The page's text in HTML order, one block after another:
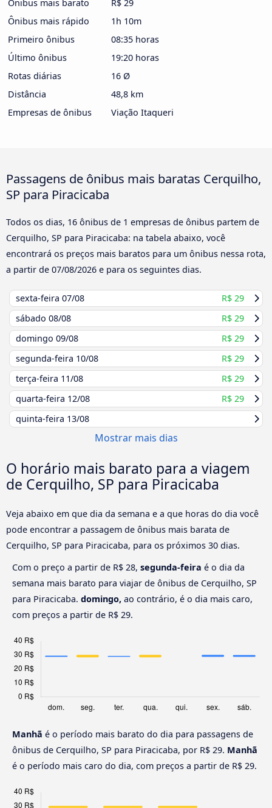
Ônibus mais barato
R$ 29
Ônibus mais rápido
1h 10m
Primeiro ônibus
08:35 horas
Último ônibus
19:20 horas
Rotas diárias
16 Ø
Distância
48,8 km
Empresas de ônibus
Viação Itaqueri
Passagens de ônibus mais baratas Cerquilho,
SP para Piracicaba
Todos os dias, 16 ônibus de 1 empresas de ônibus partem de
Cerquilho, SP para Piracicaba: na tabela abaixo, você
encontrará os preços mais baratos para um ônibus nessa rota,
a partir de 07/08/2026 e para os seguintes dias.
sexta-feira 07/08
R$ 29
sábado 08/08
R$ 29
domingo 09/08
R$ 29
segunda-feira 10/08
R$ 29
terça-feira 11/08
R$ 29
quarta-feira 12/08
R$ 29
quinta-feira 13/08
Mostrar mais dias
O horário mais barato para a viagem
de Cerquilho, SP para Piracicaba
Veja abaixo em que dia da semana e a que horas do dia você
pode encontrar a passagem de ônibus mais barata de
Cerquilho, SP para Piracicaba, para os próximos 30 dias.
Com o preço a partir de R$ 28, segunda-feira é o dia da
semana mais barato para viajar de ônibus de Cerquilho, SP
para Piracicaba. domingo, ao contrário, é o dia mais caro,
com preços a partir de R$ 29.
Manhã é o período mais barato do dia para passagens de
ônibus de Cerquilho, SP para Piracicaba, por R$ 29. Manhã
é o período mais caro do dia, com preços a partir de R$ 29.